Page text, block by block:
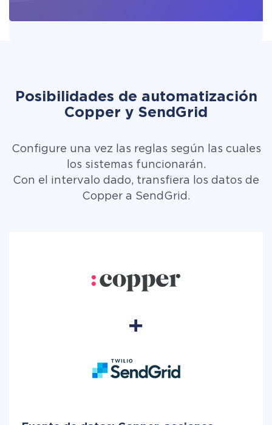
Posibilidades de automatización
Copper y SendGrid
Configure una vez las reglas según las cuales
los sistemas funcionarán.
Con el intervalo dado, transfiera los datos de
Copper a SendGrid.